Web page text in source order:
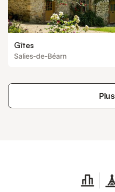
Gîtes
Salies-de-Béarn
Plus